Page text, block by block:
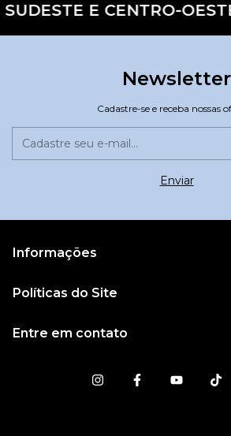
E CENTRO-
Newsletter
Cadastre-se e receba nossas
Informações
Políticas do Site
Entre em contato